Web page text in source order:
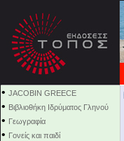
• JACOBIN GREECE
• Βιβλιοθήκη Ιδρύματος Γληνού
• Γεωγραφία
• Γονείς και παιδί